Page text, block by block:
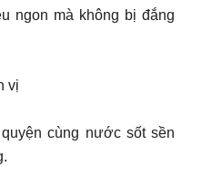
ngon mà không bị đắng
vị
cùng nước sốt sền